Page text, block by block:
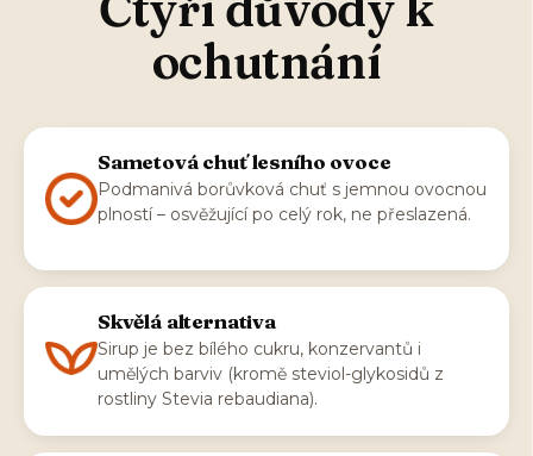
ochutnání
Sametová chuť lesního ovoce
Podmanivá borůvková chuť s jemnou ovocnou
plností – osvěžující po celý rok, ne přeslazená.
Skvělá alternativa
Sirup je bez bílého cukru, konzervantů i
umělých barviv (kromě steviol-glykosidů z
rostliny Stevia rebaudiana).